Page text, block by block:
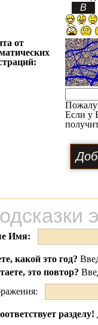
от
Если у
Имя:
какой это год?
это повтор?
разделу!